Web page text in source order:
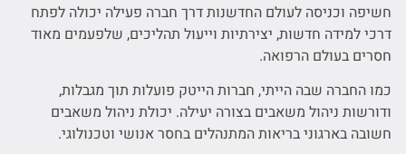
חשיפה וכניסה לעולם החדשנות דרך חברה פעילה יכולה לפתח
דרכי למידה חדשות, יצירתיות וייעול תהליכים, שלפעמים מאוד
חסרים בעולם הרפואה.
כמו החברה שבה הייתי, חברות הייטק פועלות תוך מגבלות,
ודורשות ניהול משאבים בצורה יעילה. יכולת ניהול משאבים
חשובה בארגוני בריאות המתנהלים בחסר אנושי וטכנולוגי.